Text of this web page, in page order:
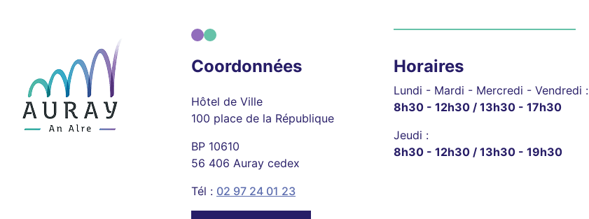
Coordonnées
Hôtel de Ville
100 place de la République
BP 10610
56 406 Auray cedex
Tél : 02 97 24 01 23
Horaires
Lundi - Mardi - Mercredi - Vendredi :
8h30 - 12h30 / 13h30 - 17h30
Jeudi :
8h30 - 12h30 / 13h30 - 19h30